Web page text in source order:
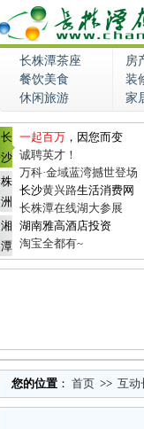
长株潭茶座 房
餐饮美食
装
休闲旅游
家
长
沙
株
洲
湘
潭
一起百万 ，因您而变
诚聘英才！
万科·金域蓝湾撼世登场
长沙黄兴路生活消费网
长株潭在线湖大参展
湖南雅高酒店投资
淘宝全都有~
您的位置 ： 首页 >> 互动